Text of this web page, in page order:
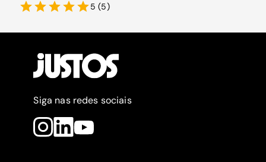
5 (5)
Siga nas redes sociais